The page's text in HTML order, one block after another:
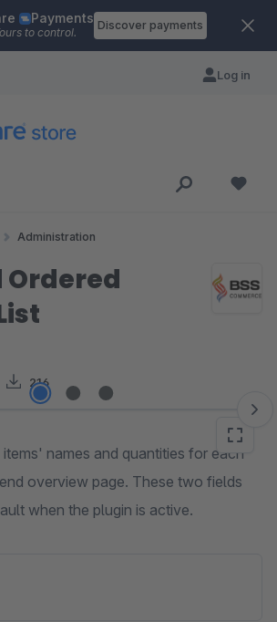
Payments
to control.
Discover payments
Log in
Administration
Ordered
216
names and quantities for each
overview page. These two fields
when the plugin is active.